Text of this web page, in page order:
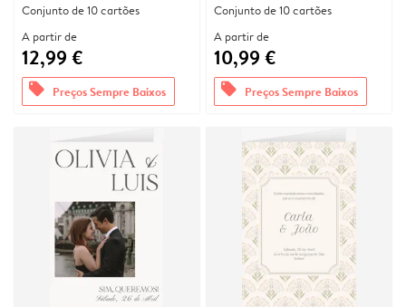
Conjunto de 10 cartões
A partir de
12,99 €
offers Preços Sempre Baixos
Conjunto de 10 cartões
A partir de
10,99 €
offers Preços Sempre Baixos